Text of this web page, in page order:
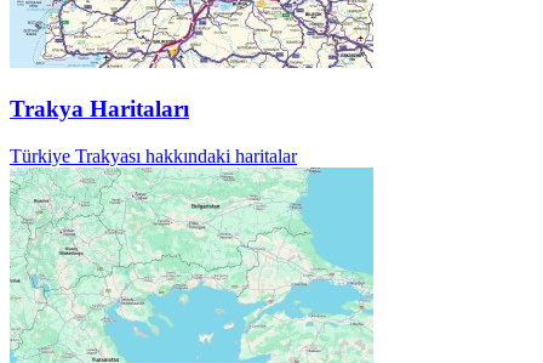
Trakya Haritaları
Türkiye Trakyası hakkındaki haritalar